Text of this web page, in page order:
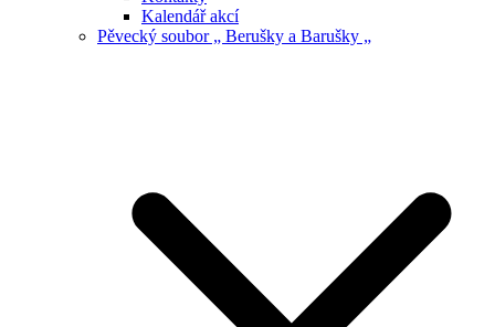
Kalendář akcí
Pěvecký soubor „ Berušky a Barušky „